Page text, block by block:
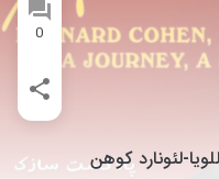
0